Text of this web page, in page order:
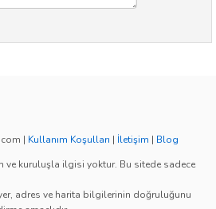
| Kullanım Koşulları | İletişim | Blog
ve kuruluşla ilgisi yoktur. Bu sitede sadece
adres ve harita bilgilerinin doğruluğunu